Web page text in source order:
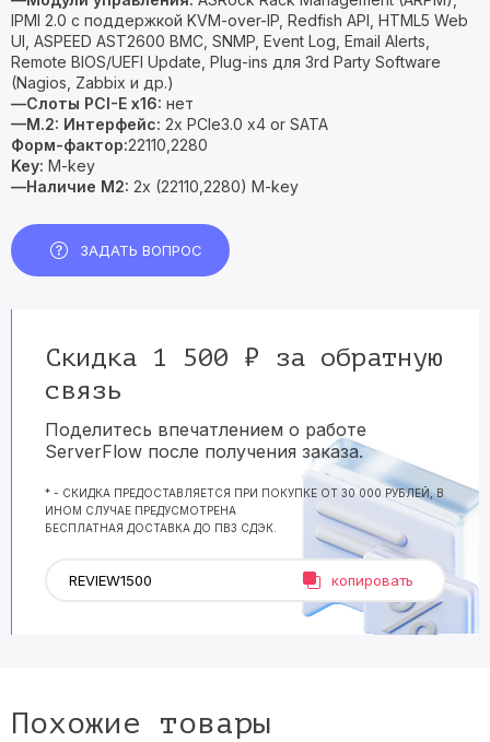
IPMI 2.0 с поддержкой KVM-over-IP, Redfish API, HTML5 Web
UI, ASPEED AST2600 BMC, SNMP, Event Log, Email Alerts,
Remote BIOS/UEFI Update, Plug-ins для 3rd Party Software
(Nagios, Zabbix и др.)
—Слоты PCI-E х16: нет
—M.2: Интерфейс: 2x PCIe3.0 x4 or SATA
Форм-фактор:22110,2280
Key: M-key
—Наличие M2: 2x (22110,2280) M-key
ЗАДАТЬ ВОПРОС
Скидка 1 500 ₽ за обратную
связь
Поделитесь впечатлением о работе
ServerFlow после получения заказа.
* - СКИДКА ПРЕДОСТАВЛЯЕТСЯ ПРИ ПОКУПКЕ ОТ 30 000 РУБЛЕЙ, В
ИНОМ СЛУЧАЕ ПРЕДУСМОТРЕНА
БЕСПЛАТНАЯ ДОСТАВКА ДО ПВЗ СДЭК.
копировать
Похожие товары